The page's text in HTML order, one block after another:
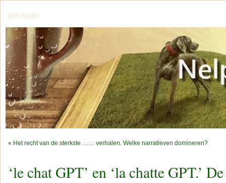
jerry mager
« Het recht van de sterkste …… verhalen. Welke narratieven domineren?
‘le chat GPT’ en ‘la chatte GPT.’